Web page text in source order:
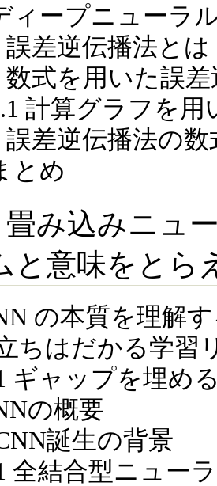
ィープニューラ
誤差逆伝播法とは
数式を用いた誤
計算グラフを
誤差逆伝播法の
とめ
畳み込みニュ
と意味をとら
の本質を理解
ちはだかる学習
ギャップを埋め
の概要
誕生の背景
全結合型ニュー